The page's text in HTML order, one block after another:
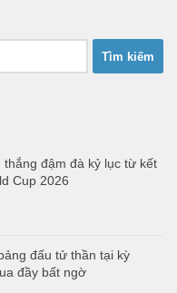
đậm đà kỷ lục từ kết
Cup 2026
đấu tử thần tại kỳ
đầy bất ngờ